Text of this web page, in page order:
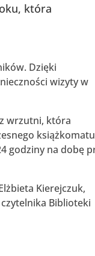
która
Dzięki
wizyty w
wrzutni, która
godziny na dobę
Kierejczuk,
Biblioteki